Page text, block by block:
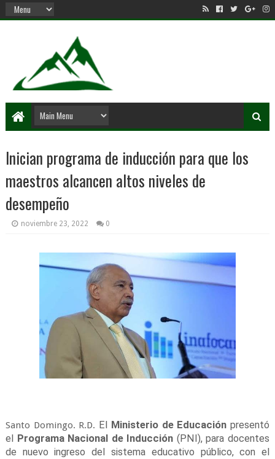
Inician programa de inducción para que los
maestros alcancen altos niveles de
desempeño
noviembre 23, 2022 0
Santo Domingo. R.D. El Ministerio de Educación presentó
el Programa Nacional de Inducción (PNI), para docentes
de nuevo ingreso del sistema educativo público, con el